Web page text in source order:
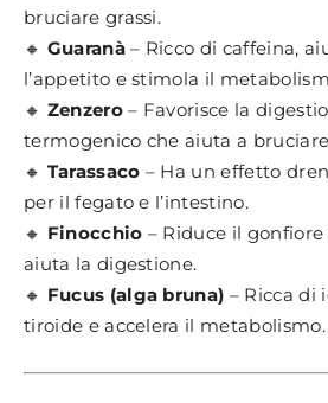
bruciare grassi.
🔸 Guaranà– Ricco di caffeina,
l’appetito e stimola il
🔸 Zenzero– Favorisce la
termogenico che aiuta a
🔸 Tarassaco – Ha un effetto
per il fegato e l’intestino.
🔸 Finocchio – Riduce il
aiuta la digestione.
🔸 Fucus (alga bruna) – Ricca di
tiroide e accelera il metabolismo.